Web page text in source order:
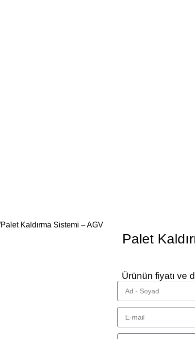
Palet Kaldırma Sistemi – AGV
Palet
Ürünün fiyatı ve